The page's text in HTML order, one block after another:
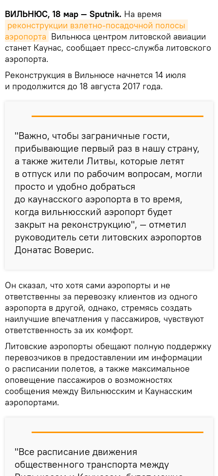
ВИЛЬНЮС, 18 мар — Sputnik. На время
реконструкции взлетно-посадочной полосы
аэропорта Вильнюса центром литовской авиации
станет Каунас, сообщает пресс-служба литовского
аэропорта.
Реконструкция в Вильнюсе начнется 14 июля
и продолжится до 18 августа 2017 года.
"Важно, чтобы заграничные гости,
прибывающие первый раз в нашу страну,
а также жители Литвы, которые летят
в отпуск или по рабочим вопросам, могли
просто и удобно добраться
до каунасского аэропорта в то время,
когда вильнюсский аэропорт будет
закрыт на реконструкцию", — отметил
руководитель сети литовских аэропортов
Донатас Воверис.
Он сказал, что хотя сами аэропорты и не
ответственны за перевозку клиентов из одного
аэропорта в другой, однако, стремясь создать
наилучшие впечатления у пассажиров, чувствуют
ответственность за их комфорт.
Литовские аэропорты обещают полную поддержку
перевозчиков в предоставлении им информации
о расписании полетов, а также максимальное
оповещение пассажиров о возможностях
сообщения между Вильнюсским и Каунасским
аэропортами.
"Все расписание движения
общественного транспорта между